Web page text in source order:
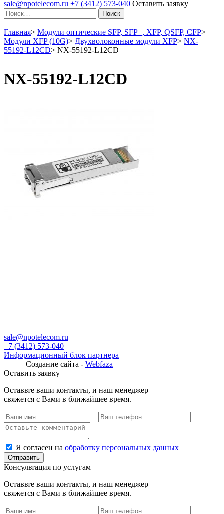
sale@npotelecom.ru +7 (3412) 573-040 Оставить заявку
Поиск
Главная> Модули оптические SFP, SFP+, XFP, QSFP, CFP>
Модули XFP (10G)> Двухволоконные модули XFP> NX-
55192-L12CD> NX-55192-L12CD
NX-55192-L12CD
sale@npotelecom.ru
+7 (3412) 573-040
Информационный блок партнера
Создание сайта - Webfaza
Оставить заявку
Оставьте ваши контакты, и наш менеджер
свяжется с Вами в ближайшее время.
Я согласен на обработку персональных данных
Консультация по услугам
Оставьте ваши контакты, и наш менеджер
свяжется с Вами в ближайшее время.